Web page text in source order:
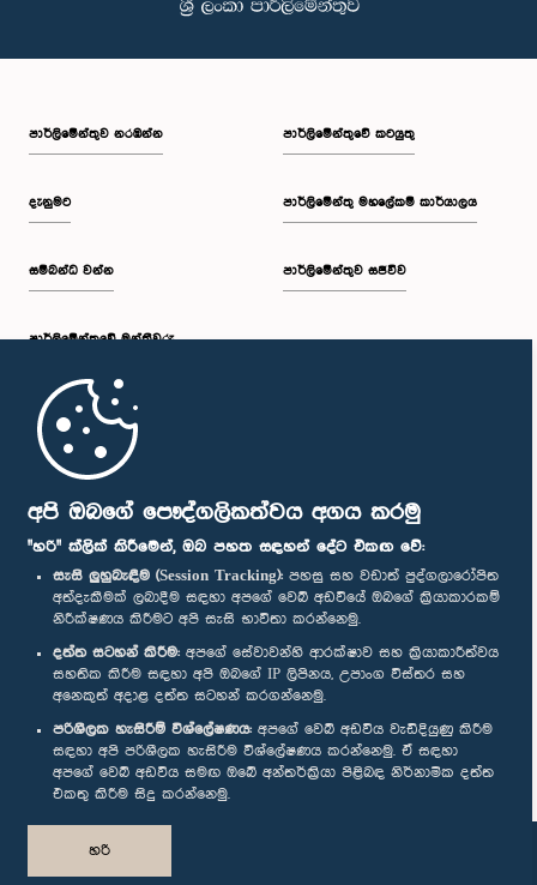
අපි ඔබගේ පෞද්ගලිකත්වය අගය කරමු
"හරි" ක්ලික් කිරීමෙන්, ඔබ පහත සඳහන් දේට එකඟ වේ:
සැසි ලුහුබැඳීම (Session Tracking): පහසු සහ වඩාත් පුද්ගලාරෝපිත
අත්දැකීමක් ලබාදීම සඳහා අපගේ වෙබ් අඩවියේ ඔබගේ ක්‍රියාකාරකම්
නිරීක්ෂණය කිරීමට අපි සැසි භාවිතා කරන්නෙමු.
දත්ත සටහන් කිරීම: අපගේ සේවාවන්හි ආරක්ෂාව සහ ක්‍රියාකාරීත්වය
සහතික කිරීම සඳහා අපි ඔබගේ IP ලිපිනය, උපාංග විස්තර සහ
අනෙකුත් අදාළ දත්ත සටහන් කරගන්නෙමු.
පරිශීලක හැසිරීම් විශ්ලේෂණය: අපගේ වෙබ් අඩවිය වැඩිදියුණු කිරීම
සඳහා අපි පරිශීලක හැසිරීම විශ්ලේෂණය කරන්නෙමු. ඒ සඳහා
අපගේ වෙබ් අඩවිය සමඟ ඔබේ අන්තර්ක්‍රියා පිළිබඳ නිර්නාමික දත්ත
එකතු කිරීම සිදු කරන්නෙමු.
හරි
පාර්ලි‌මේන්තුව නරඹන්න
දැනුමට
සම්බන්ධ වන්න
පාර්ලි‌මේන්තුවේ මන්ත්‍රීවරු
මුල් පිටුව
පාර්ලිමේන්තුවේ කටයුතු
පාර්ලිමේන්තු මහලේකම් කාර්යාලය
පාර්ලිමේන්තුව සජීවීව
පාර්ලිමේන්තු ජංගම යෙදුම
අප හා සම්බන්ධ වී සිටින්න :
සම්මාන
පෞද්ගලිකත්ව ප්‍රතිපත්තිය